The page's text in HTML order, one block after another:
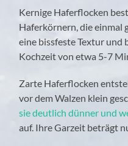
Kernige Haferflocken
Haferkörnern, die einmal
eine bissfeste Textur und
Kochzeit von etwa 5-7
Zarte Haferflocken
vor dem Walzen klein
sie deutlich dünner und
auf. Ihre Garzeit beträgt